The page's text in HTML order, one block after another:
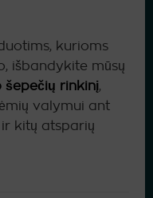
kurioms
išbandykite mūsų
šepečių rinkinį,
valymui ant
kitų atsparių